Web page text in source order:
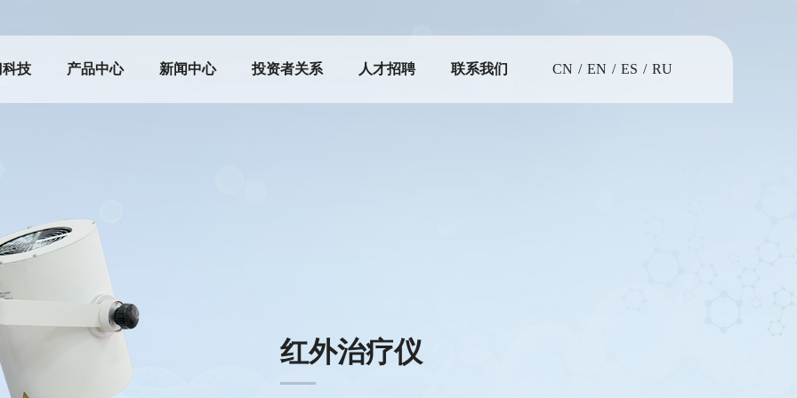
技 产品中心 新闻中心 投资者关系 人才招聘 联系我们 CN / EN / ES / RU
红外治疗仪